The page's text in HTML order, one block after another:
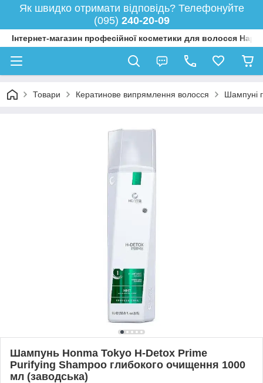
Як швидко отримати відповідь? Телефонуйте
(095) 240-20-09
Інтернет-магазин професійної косметики для волосся
Товари Кератинове випрямлення волосся Шампуні
Шампунь Honma Tokyo H-Detox Prime
Purifying Shampoo глибокого очищення 1000
мл (заводська)